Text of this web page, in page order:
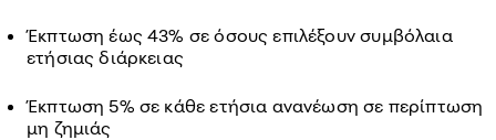
Έκπτωση έως 43% σε όσους επιλέξουν συμβόλαια
ετήσιας διάρκειας
Έκπτωση 5% σε κάθε ετήσια ανανέωση σε περίπτωση
μη ζημιάς